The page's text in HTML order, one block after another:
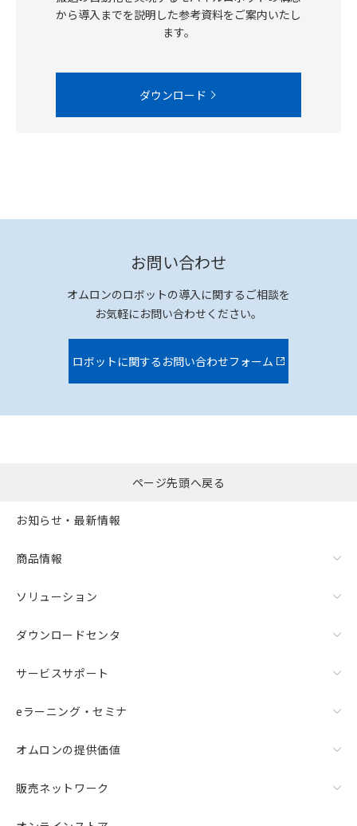
から導入までを説明した参考資料をご案内いたし
ます。
ダウンロード
お問い合わせ
オムロンのロボットの導入に関するご相談を
お気軽にお問い合わせください。
ロボットに関するお問い合わせフォーム
ページ先頭へ戻る
お知らせ・最新情報
商品情報
ソリューション
ダウンロードセンタ
サービスサポート
eラーニング・セミナ
オムロンの提供価値
販売ネットワーク